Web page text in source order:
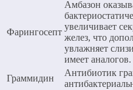
Фарингосепт
Амбазон
увеличивает
желез, что
увлажняет
имеет аналогов.
Граммидин
Антибиотик